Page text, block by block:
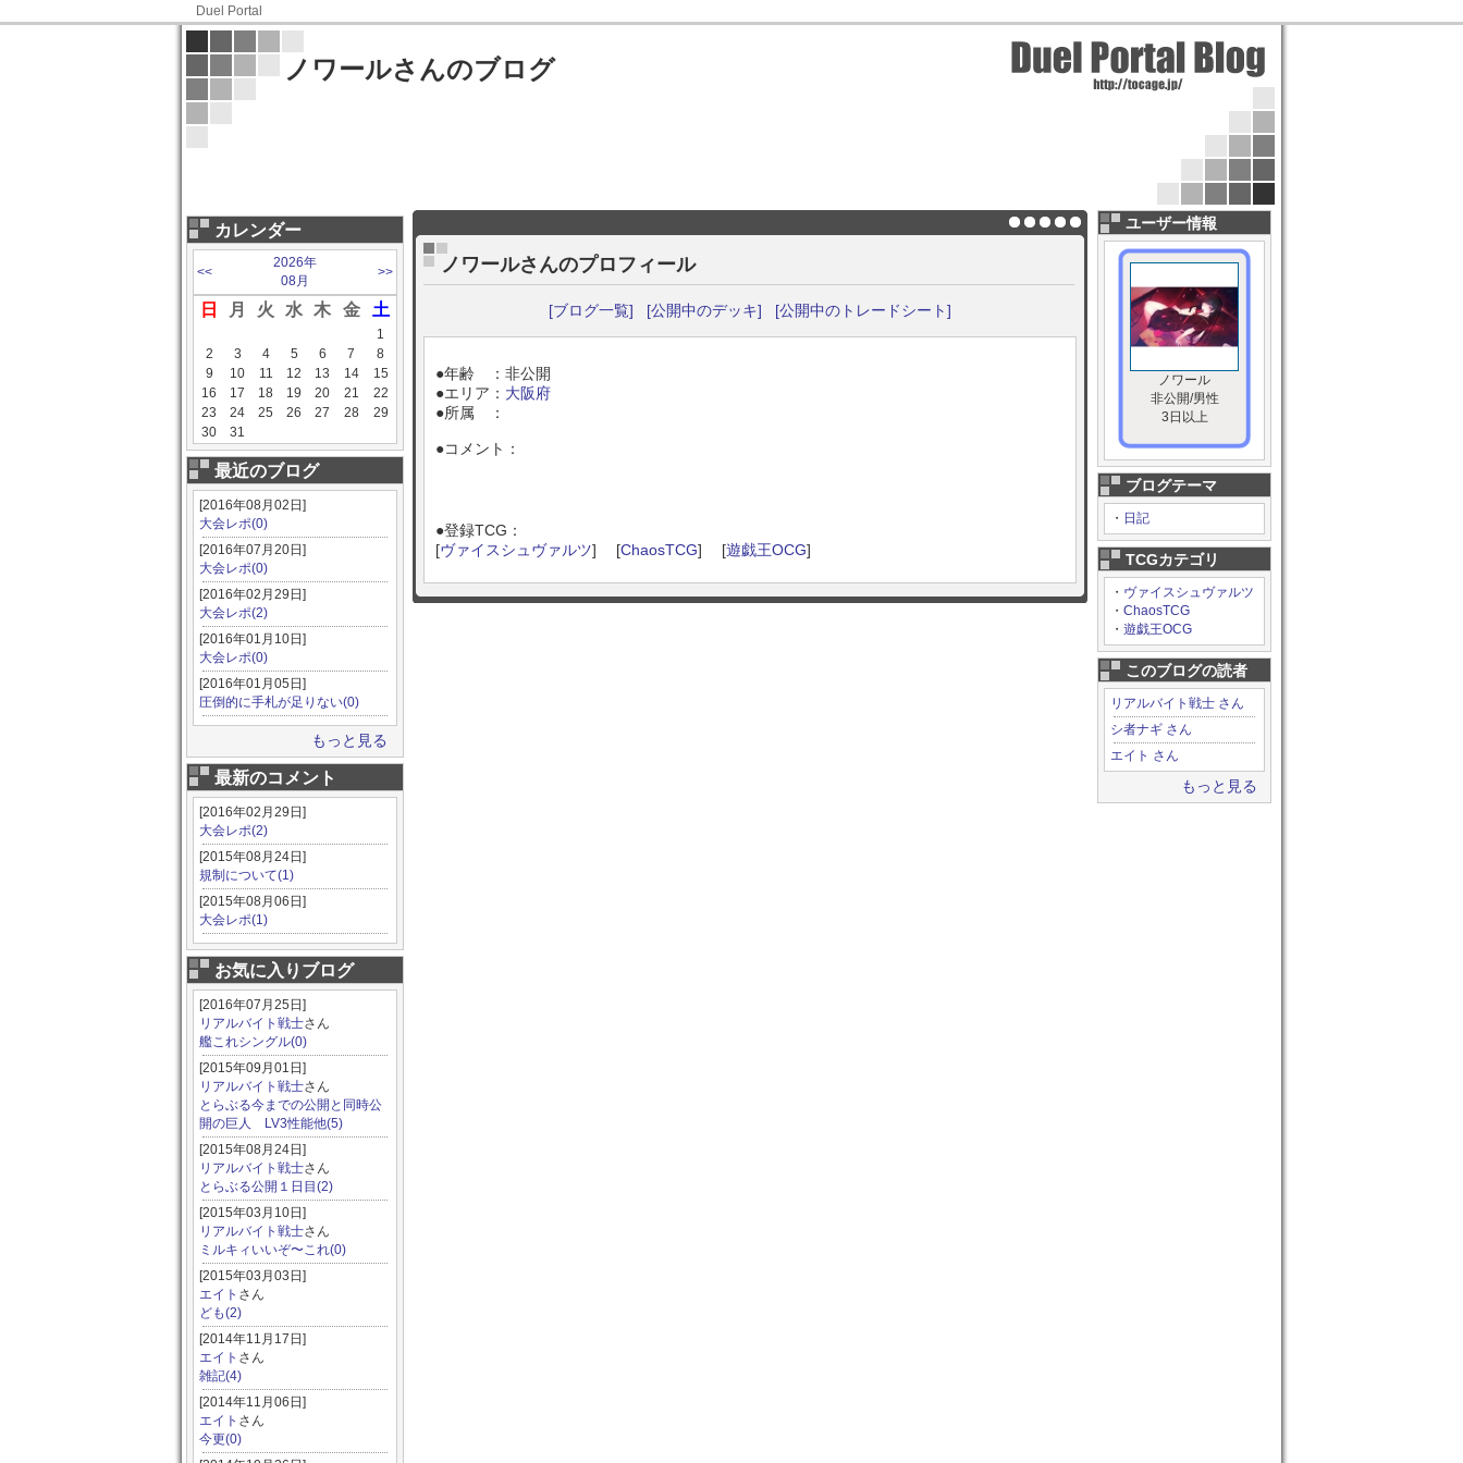
Duel Portal
ノワールさんのブログ
カレンダー
<<
2026年
08月
>>
日 月 火 水 木 金 土
1
2
3 4 5 6 7
8
9
10 11 12 13 14
15
16
17 18 19 20 21
22
23
24 25 26 27 28
29
30
31
最近のブログ
[2016年08月02日]
大会レポ(0)
[2016年07月20日]
大会レポ(0)
[2016年02月29日]
大会レポ(2)
[2016年01月10日]
大会レポ(0)
[2016年01月05日]
圧倒的に手札が足りない(0)
もっと見る
最新のコメント
[2016年02月29日]
大会レポ(2)
[2015年08月24日]
規制について(1)
[2015年08月06日]
大会レポ(1)
お気に入りブログ
[2016年07月25日]
リアルバイト戦士さん
艦これシングル(0)
[2015年09月01日]
リアルバイト戦士さん
とらぶる今までの公開と同時公
開の巨人 LV3性能他(5)
[2015年08月24日]
リアルバイト戦士さん
とらぶる公開１日目(2)
[2015年03月10日]
リアルバイト戦士さん
ミルキィいいぞ〜これ(0)
[2015年03月03日]
エイト さん
ども(2)
[2014年11月17日]
エイト さん
雑記(4)
[2014年11月06日]
エイト さん
今更(0)
ユーザー情報
ノワール
非公開/男性
3日以上
ブログテーマ
・ 日記
TCGカテゴリ
・ ヴァイスシュヴァルツ
・ ChaosTCG
・ 遊戯王OCG
このブログの読者
リアルバイト戦士 さん
シ者ナギ さん
エイト さん
もっと見る
ノワールさんのプロフィール
[ブログ一覧] [公開中のデッキ] [公開中のトレードシート]
●年齢 ：非公開
●エリア： 大阪府
●所属 ：
●コメント：
●登録TCG：
[ヴァイスシュヴァルツ] [ChaosTCG] [遊戯王OCG]